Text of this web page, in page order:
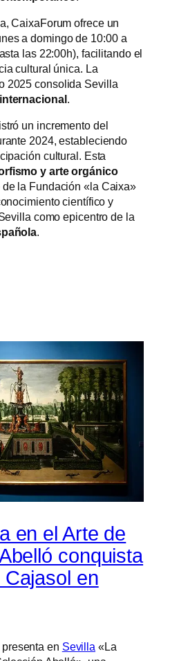
CaixaForum ofrece un
a domingo de 10:00 a
las 22:00h), facilitando el
cultural única. La
2025 consolida Sevilla
.
un incremento del
2024, estableciendo
cultural. Esta
y arte orgánico
la Fundación «la Caixa»
científico y
como epicentro de la
.
en el Arte de
conquista
en
presenta en Sevilla «La